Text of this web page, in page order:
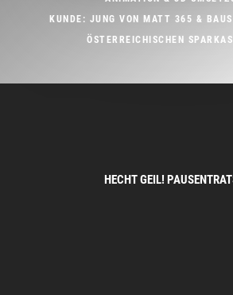
KUNDE: JUNG VON MATT 365 &
ÖSTERREICHISCHEN
HECHT GEIL!